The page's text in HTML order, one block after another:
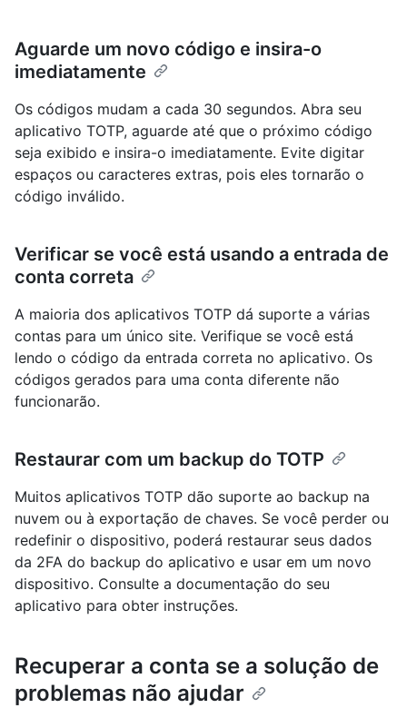
Aguarde um novo código e insira-o
imediatamente
Os códigos mudam a cada 30 segundos. Abra seu
aplicativo TOTP, aguarde até que o próximo código
seja exibido e insira-o imediatamente. Evite digitar
espaços ou caracteres extras, pois eles tornarão o
código inválido.
Verificar se você está usando a entrada de
conta correta
A maioria dos aplicativos TOTP dá suporte a várias
contas para um único site. Verifique se você está
lendo o código da entrada correta no aplicativo. Os
códigos gerados para uma conta diferente não
funcionarão.
Restaurar com um backup do TOTP
Muitos aplicativos TOTP dão suporte ao backup na
nuvem ou à exportação de chaves. Se você perder ou
redefinir o dispositivo, poderá restaurar seus dados
da 2FA do backup do aplicativo e usar em um novo
dispositivo. Consulte a documentação do seu
aplicativo para obter instruções.
Recuperar a conta se a solução de
problemas não ajudar